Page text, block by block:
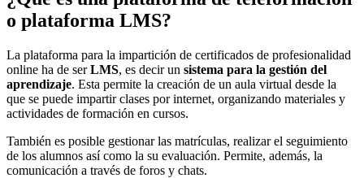
o plataforma LMS?
La plataforma para la impartición de certificados de profesionalidad
online ha de serLMS, es decir un sistema para la gestión del
aprendizaje. Esta permite la creación de un aula virtual desde la
que se puede impartir clases por internet, organizando materiales y
actividades de formación en cursos.
También es posible gestionar las matrículas, realizar el seguimiento
de los alumnos así como la su evaluación. Permite, además, la
comunicación a través de foros y chats.